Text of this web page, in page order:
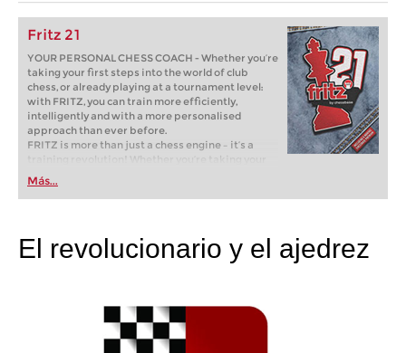
Fritz 21
YOUR PERSONAL CHESS COACH - Whether you’re
taking your first steps into the world of club
chess, or already playing at a tournament level:
with FRITZ, you can train more efficiently,
intelligently and with a more personalised
approach than ever before.
FRITZ is more than just a chess engine – it’s a
training revolution! Whether you’re taking your
first steps into the world of club chess, or already
playing at a tournament level: with FRITZ, you can
train more efficiently, intelligently and with a
Más...
El revolucionario y el ajedrez